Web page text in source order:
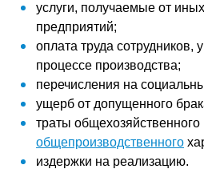
услуги, получаемые от
предприятий;
оплата труда сотрудников,
процессе производства;
перечисления на
ущерб от допущенного
траты общехозяйственного
общепроизводственного
издержки на реализацию.